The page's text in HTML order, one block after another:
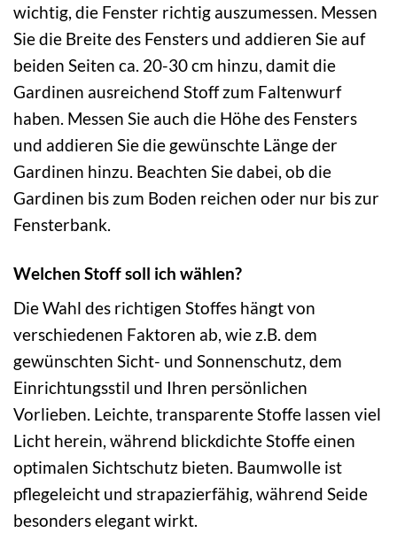
wichtig, die Fenster richtig auszumessen. Messen
Sie die Breite des Fensters und addieren Sie auf
beiden Seiten ca. 20-30 cm hinzu, damit die
Gardinen ausreichend Stoff zum Faltenwurf
haben. Messen Sie auch die Höhe des Fensters
und addieren Sie die gewünschte Länge der
Gardinen hinzu. Beachten Sie dabei, ob die
Gardinen bis zum Boden reichen oder nur bis zur
Fensterbank.
Welchen Stoff soll ich wählen?
Die Wahl des richtigen Stoffes hängt von
verschiedenen Faktoren ab, wie z.B. dem
gewünschten Sicht- und Sonnenschutz, dem
Einrichtungsstil und Ihren persönlichen
Vorlieben. Leichte, transparente Stoffe lassen viel
Licht herein, während blickdichte Stoffe einen
optimalen Sichtschutz bieten. Baumwolle ist
pflegeleicht und strapazierfähig, während Seide
besonders elegant wirkt.